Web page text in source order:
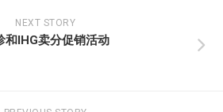
NEXT STORY
和IHG卖分促销活动